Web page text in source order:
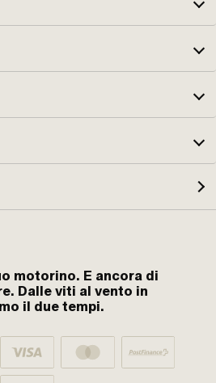
motorino. E ancora di
Dalle viti al vento in
il due tempi.